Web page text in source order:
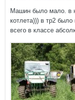
Машин было мало. в
котлета))) в тр2
всего в классе